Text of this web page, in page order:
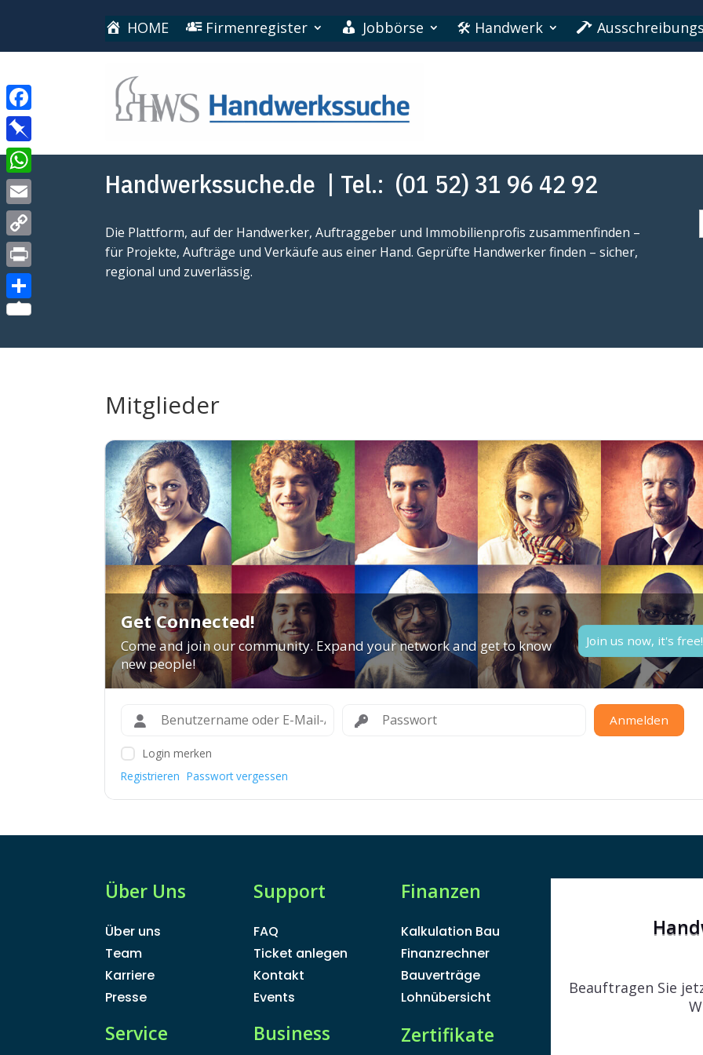
HOME Firmenregister Jobbörse 🛠 Handwerk
Handwerkssuche.de | Tel.: (01 52) 31 96 42 92
Die Plattform, auf der Handwerker, Auftraggeber und Immobilienprofis zusammenfinden –
für Projekte, Aufträge und Verkäufe aus einer Hand. Geprüfte Handwerker finden – sicher,
regional und zuverlässig.
Mitglieder
Get Connected!
Come and join our community. Expand your network and get to know
new people!
Join us now, it's free!
Anmelden
Login merken
Registrieren Passwort vergessen
Über Uns
Über uns
Team
Karriere
Presse
Service
Support
FAQ
Ticket anlegen
Kontakt
Events
Business
Finanzen
Kalkulation Bau
Finanzrechner
Bauverträge
Lohnübersicht
Zertifikate
Beauftragen Sie
Facebook
Pinboard
WhatsApp
Email
Copy
Link
Print
Teilen